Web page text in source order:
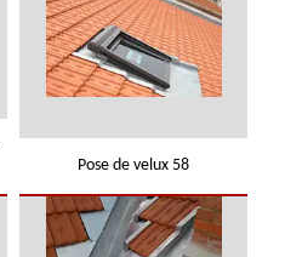
Pose de velux 58